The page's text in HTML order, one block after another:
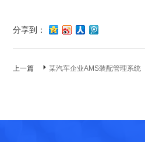
分享到：
上一篇 某汽车企业AMS装配管理系统